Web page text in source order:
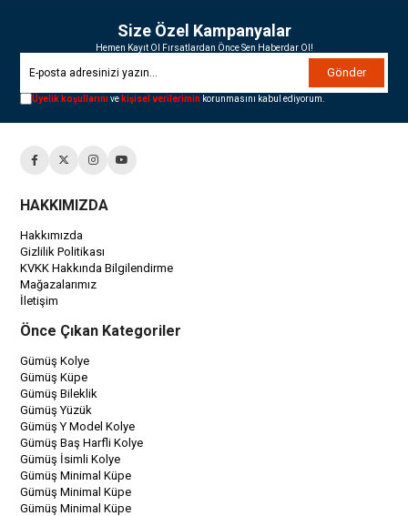
Size Özel Kampanyalar
Hemen Kayıt Ol Fırsatlardan Önce Sen Haberdar Ol!
Gönder
Üyelik koşullarınıve kişisel verilerimin korunmasını kabul ediyorum.
HAKKIMIZDA
Hakkımızda
Gizlilik Politikası
KVKK Hakkında Bilgilendirme
Mağazalarımız
İletişim
Önce Çıkan Kategoriler
Gümüş Kolye
Gümüş Küpe
Gümüş Bileklik
Gümüş Yüzük
Gümüş Y Model Kolye
Gümüş Baş Harfli Kolye
Gümüş İsimli Kolye
Gümüş Minimal Küpe
Gümüş Minimal Küpe
Gümüş Minimal Küpe